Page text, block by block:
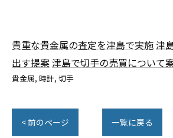
貴重な貴金属の査定を津島で実施 津
出す提案 津島で切手の売買について
貴金属 時計 切手
< 前のページ 一覧に戻る